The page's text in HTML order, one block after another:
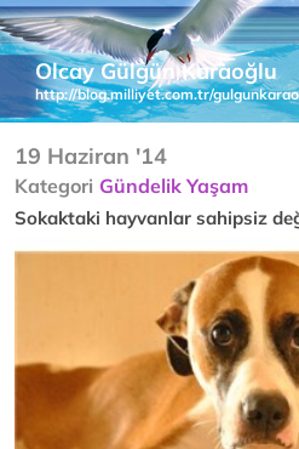
Olcay Gülgün Karaoğlu
http://blog.milliyet.com.tr/
19 Haziran '14
Kategori Gündelik Yaşam
Sokaktaki hayvanlar sahipsiz